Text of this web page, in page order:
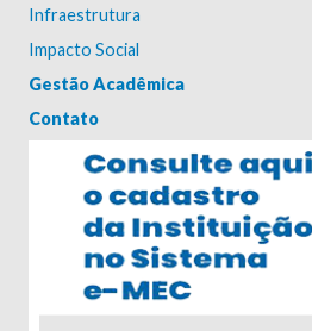
Infraestrutura
Impacto Social
Gestão Acadêmica
Contato